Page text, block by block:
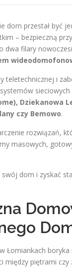
dom przestał być
– bezpieczną
dwa filary
teletechnicznej i
Dziekanowa
czy Bemowo.
rozwiązań,
masowych,
swój dom i zyskać
Łomiankach
między piętrami